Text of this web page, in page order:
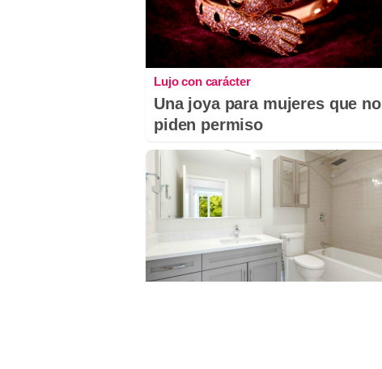
Lujo con carácter
Una joya para mujeres que no
piden permiso